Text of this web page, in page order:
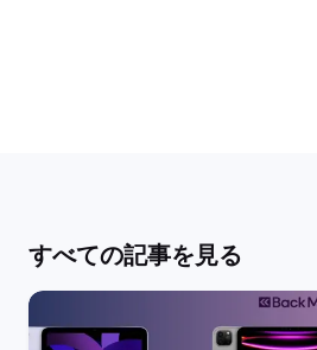
すべての記事を見る